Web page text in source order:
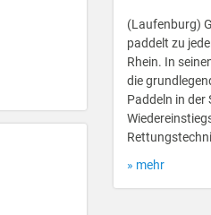
(Laufenburg)
paddelt zu
Rhein. In
die
Paddeln in der
» mehr